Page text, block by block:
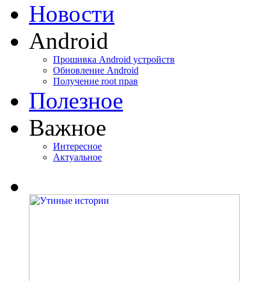
Новости
Android
Прошивка Android устройств
Обновление Android
Получение root прав
Полезное
Важное
Интересное
Актуальное